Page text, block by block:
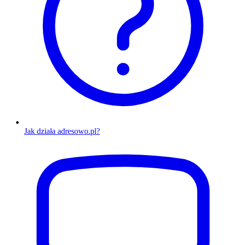
Jak działa adresowo.pl?